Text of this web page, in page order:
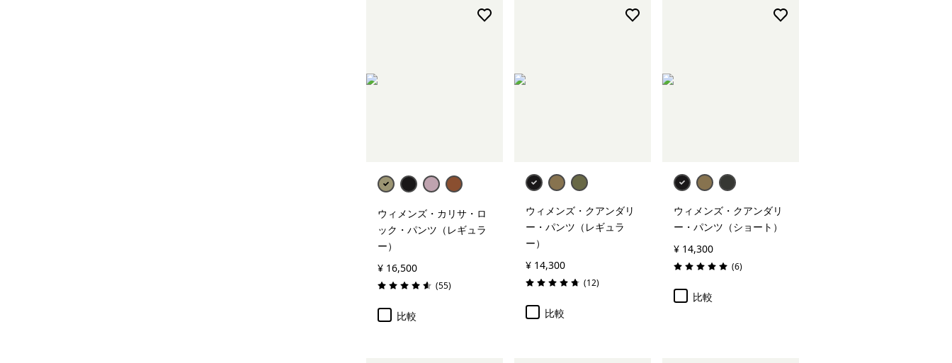
ウィメンズ・カリサ・ロ
ック・パンツ（レギュラ
ー）
¥ 16,500
評価: 4.6 / 5 (55レビュー
)
比較
ウィメンズ・クアンダリ
ー・パンツ（レギュラ
ー）
¥ 14,300
評価: 4.8 / 5 (12レビュー
)
比較
ウィメンズ・クアンダリ
ー・パンツ（ショート）
¥ 14,300
評価: 5.0 / 5 (6レビュー
)
比較